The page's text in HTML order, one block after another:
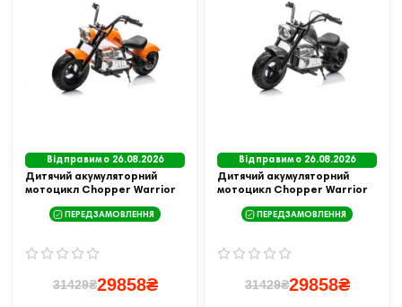
Відправимо 26.08.2026
Дитячий акумуляторний
мотоцикл Chopper Warrior
ПЕРЕДЗАМОВЛЕННЯ
31429₴29858₴
Відправимо 26.08.2026
Дитячий акумуляторний
мотоцикл Chopper Warrior
ПЕРЕДЗАМОВЛЕННЯ
31429₴29858₴